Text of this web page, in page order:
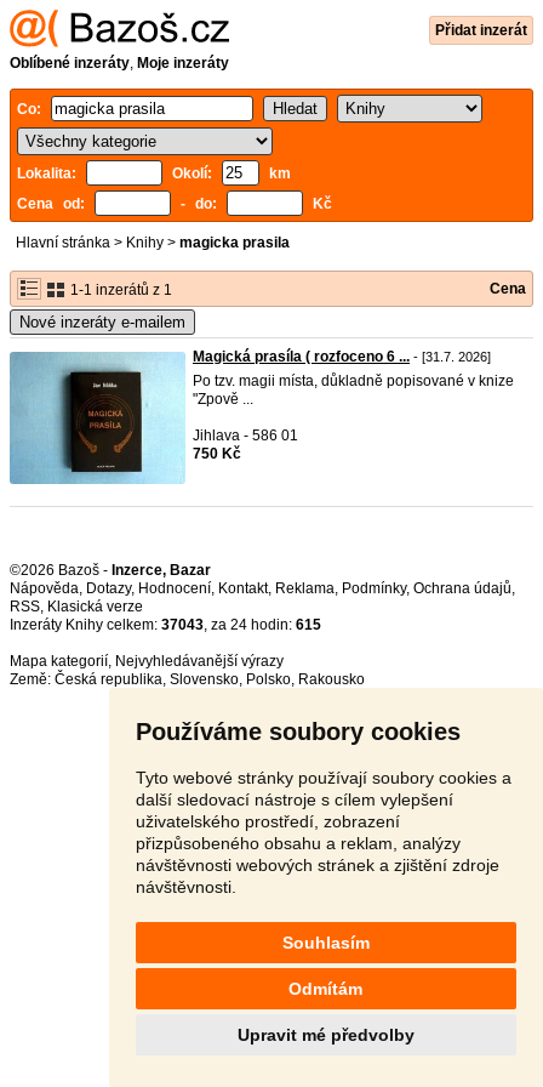
Používáme soubory cookies
Tyto webové stránky používají soubory cookies a
další sledovací nástroje s cílem vylepšení
uživatelského prostředí, zobrazení
přizpůsobeného obsahu a reklam, analýzy
návštěvnosti webových stránek a zjištění zdroje
návštěvnosti.
Souhlasím
Odmítám
Upravit mé předvolby
Přidat inzerát
Oblíbené inzeráty, Moje inzeráty
Co:
Lokalita: Okolí:
km
Cena od:
- do: Kč
Hlavní stránka > Knihy > magicka prasila
1-1 inzerátů z 1 Cena
Nové inzeráty e-mailem
Magická prasíla ( rozfoceno 6 ... - [31.7. 2026]
Po tzv. magii místa, důkladně popisované v knize
"Zpově ...
Jihlava - 586 01
750 Kč
©2026 Bazoš - Inzerce, Bazar
Nápověda, Dotazy, Hodnocení, Kontakt, Reklama, Podmínky, Ochrana údajů,
RSS,
Inzeráty Knihy celkem: 37043, za 24 hodin: 615
Mapa kategorií, Nejvyhledávanější výrazy
Země: Česká republika, Slovensko, Polsko, Rakousko